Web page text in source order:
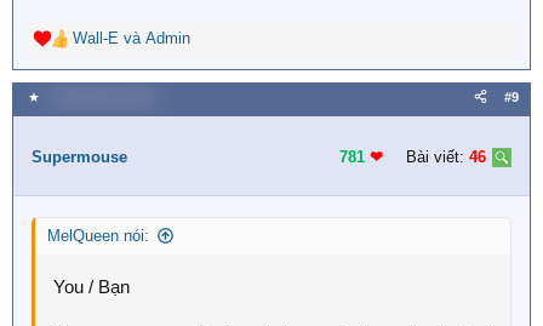
R
e
a
c
i
n
s
Wall-E và Admin
★ #9
Supermouse 781 ❤︎ Bài viết: 46
MelQueen nói:
You / Bạn